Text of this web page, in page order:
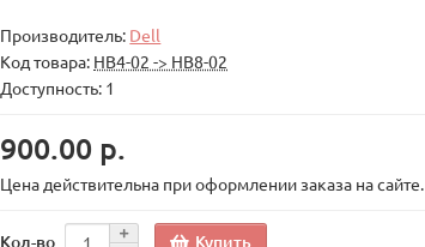
Производитель: Dell
Код товара: НВ4-02 -> НВ8-02
Доступность: 1
900.00 р.
Цена действительна при оформлении заказа на сайте.
Кол-во Купить